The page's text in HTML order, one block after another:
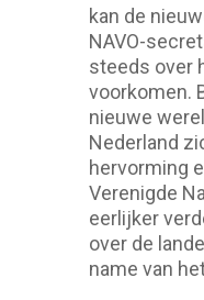
kan de
NAVO-
steeds over
voorkomen.
nieuwe
Nederland
hervorming
Verenigde
eerlijker
over de
name van